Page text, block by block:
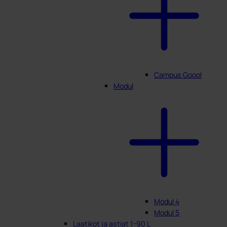
Campus Goool
Modul
Modul 4
Modul 5
Laatikot ja astiat 1-90 L